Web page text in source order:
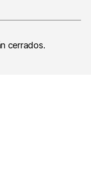
cerrados.